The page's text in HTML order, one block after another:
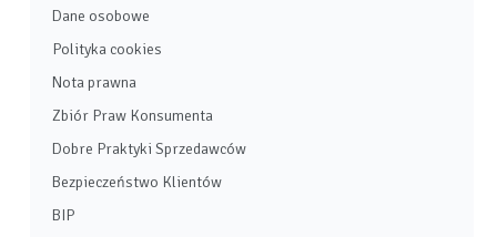
Dane osobowe
Polityka cookies
Nota prawna
Zbiór Praw Konsumenta
Dobre Praktyki Sprzedawców
Bezpieczeństwo Klientów
BIP